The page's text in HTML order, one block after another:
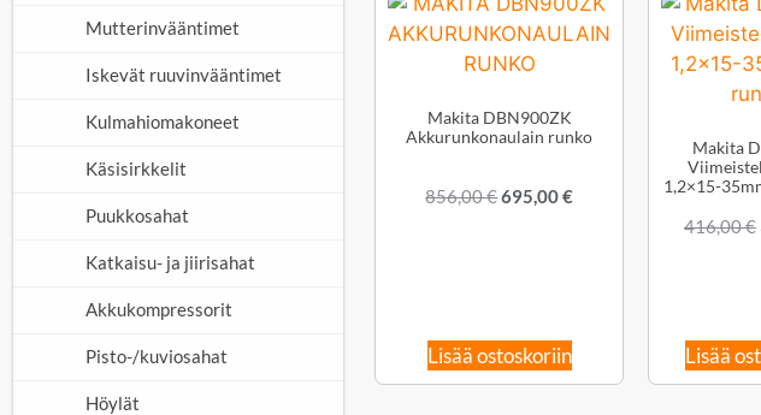
Mutterinvääntimet
Iskevät ruuvinvääntimet
Kulmahiomakoneet
Käsisirkkelit
Puukkosahat
Katkaisu- ja jiirisahat
Akkukompressorit
Pisto-/kuviosahat
Höylät
Makita DBN900ZK
Akkurunkonaulain runko
856,00€695,00€
Lisää ostoskoriin
Makita
1,2×15-
416,00€
Lisää